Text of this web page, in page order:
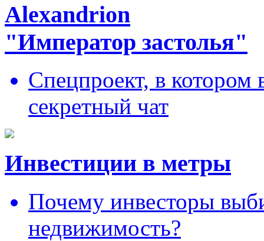
Alexandrion
"Император застолья"
Спецпроект, в котором
секретный чат
Инвестиции в метры
Почему инвесторы
недвижимость?